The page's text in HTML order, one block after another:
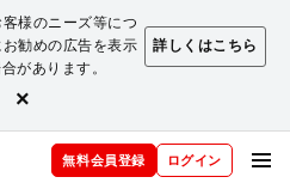
様のニーズ等につ
勧めの広告を表示
があります。
詳しくはこちら
×
無料会員登録 ログイン